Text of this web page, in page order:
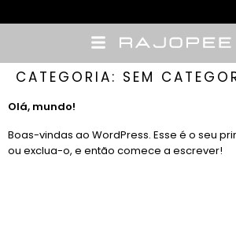
CATEGORIA: SEM
Olá, mundo!
Boas-vindas ao WordPress. Esse é o seu
ou exclua-o, e então comece a escrever!